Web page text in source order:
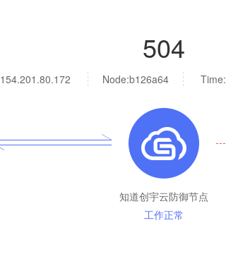
504
154.201.80.172 Node:b126a64 Time:
知道创宇云防御节点
工作正常